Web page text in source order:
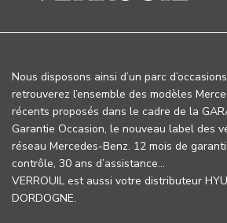
Nous disposons ainsi d’un parc
retrouverez l’ensemble des modèles
récents proposés dans le cadre de la
Garantie Occasion, le nouveau label des
réseau Mercedes-Benz. 12 mois de
contrôle, 30 ans d’assistance…
VERROUIL est aussi votre distributeur
DORDOGNE.